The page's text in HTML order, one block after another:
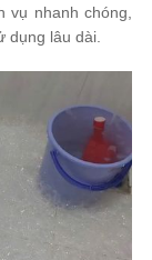
nhanh chóng,
dụng lâu dài.